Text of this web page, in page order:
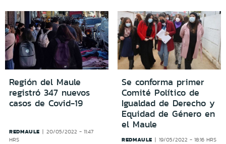
Región del Maule
registró 347 nuevos
casos de Covid-19
REDMAULE
20/05/2022 - 11:47
HRS
Se conforma primer
Comité Político de
Igualdad de Derecho y
Equidad de Género en
el Maule
REDMAULE 19/05/2022 - 18:16 HRS